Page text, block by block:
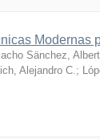
Modernas
Sänchez,
Alejandro C.;